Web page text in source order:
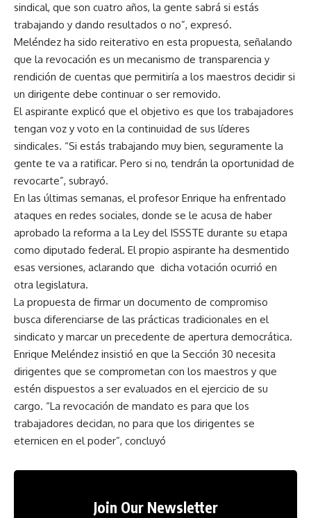
sindical, que son cuatro años, la gente sabrá si estás
trabajando y dando resultados o no”, expresó.
Meléndez ha sido reiterativo en esta propuesta, señalando
que la revocación es un mecanismo de transparencia y
rendición de cuentas que permitiría a los maestros decidir si
un dirigente debe continuar o ser removido.
El aspirante explicó que el objetivo es que los trabajadores
tengan voz y voto en la continuidad de sus líderes
sindicales. “Si estás trabajando muy bien, seguramente la
gente te va a ratificar. Pero si no, tendrán la oportunidad de
revocarte”, subrayó.
En las últimas semanas, el profesor Enrique ha enfrentado
ataques en redes sociales, donde se le acusa de haber
aprobado la reforma a la Ley del ISSSTE durante su etapa
como diputado federal. El propio aspirante ha desmentido
esas versiones, aclarando que dicha votación ocurrió en
otra legislatura.
La propuesta de firmar un documento de compromiso
busca diferenciarse de las prácticas tradicionales en el
sindicato y marcar un precedente de apertura democrática.
Enrique Meléndez insistió en que la Sección 30 necesita
dirigentes que se comprometan con los maestros y que
estén dispuestos a ser evaluados en el ejercicio de su
cargo. “La revocación de mandato es para que los
trabajadores decidan, no para que los dirigentes se
eternicen en el poder”, concluyó
Join Our Newsletter